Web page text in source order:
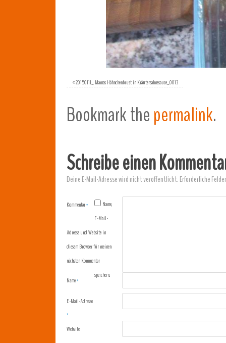
«20150111_ Mamas Hähnchenbrust in Kräutersahnesauce_0013
Bookmark thepermalink.
Schreibe einen
Deine E-Mail-Adresse wird nicht veröffentlicht.Erforderliche
Kommentar*
Name*
E-Mail-Adresse
*
Website
Name,
E-Mail-
Adresse und Website in
diesem Browser für meinen
nächsten Kommentar
speichern.